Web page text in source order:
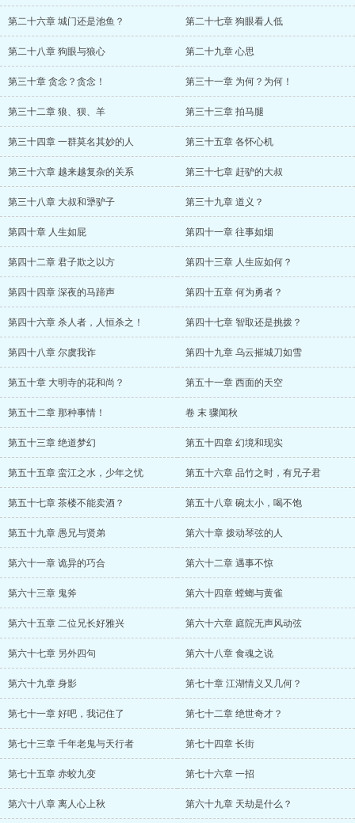
第二十六章 城门还是池鱼？ 第二十七章 狗眼看人低
第二十八章 狗眼与狼心 第二十九章 心思
第三十章 贪念？贪念！ 第三十一章 为何？为何！
第三十二章 狼、狈、羊 第三十三章 拍马腿
第三十四章 一群莫名其妙的人 第三十五章 各怀心机
第三十六章 越来越复杂的关系 第三十七章 赶驴的大叔
第三十八章 大叔和犟驴子 第三十九章 道义？
第四十章 人生如屁 第四十一章 往事如烟
第四十二章 君子欺之以方 第四十三章 人生应如何？
第四十四章 深夜的马蹄声 第四十五章 何为勇者？
第四十六章 杀人者，人恒杀之！ 第四十七章 智取还是挑拨？
第四十八章 尔虞我诈 第四十九章 乌云摧城刀如雪
第五十章 大明寺的花和尚？ 第五十一章 西面的天空
第五十二章 那种事情！ 卷 末 骤闻秋
第五十三章 绝道梦幻 第五十四章 幻境和现实
第五十五章 蛮江之水，少年之忧 第五十六章 品竹之时，有兄子君
第五十七章 茶楼不能卖酒？ 第五十八章 碗太小，喝不饱
第五十九章 愚兄与贤弟 第六十章 拨动琴弦的人
第六十一章 诡异的巧合 第六十二章 遇事不惊
第六十三章 鬼斧 第六十四章 螳螂与黄雀
第六十五章 二位兄长好雅兴 第六十六章 庭院无声风动弦
第六十七章 另外四句 第六十八章 食魂之说
第六十九章 身影 第七十章 江湖情义又几何？
第七十一章 好吧，我记住了 第七十二章 绝世奇才？
第七十三章 千年老鬼与天行者 第七十四章 长街
第七十五章 赤蛟九变 第七十六章 一招
第六十八章 离人心上秋 第六十九章 天劫是什么？